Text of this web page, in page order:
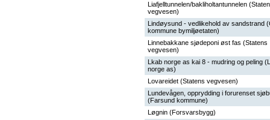
Liafjelltunnelen/bakliholtantunnelen
vegvesen)
Lindøysund - vedlikehold av sandstrand
kommune bymiljøetaten)
Linnebakkane sjødeponi øst fas (Statens
vegvesen)
Lkab norge as kai 8 - mudring og peling
norge as)
Lovareidet (Statens vegvesen)
Lundevågen, opprydding i forurenset
(Farsund kommune)
Løgnin (Forsvarsbygg)